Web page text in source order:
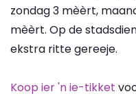
zondag 3 mèèrt,
mèèrt. Op de
ekstra ritte gereeje.
Koop ier 'n ie-tikket